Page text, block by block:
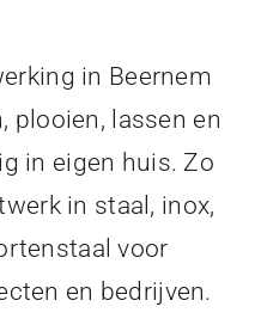
in Beernem
plooien, lassen en
in eigen huis. Zo
in staal, inox,
voor
en bedrijven.